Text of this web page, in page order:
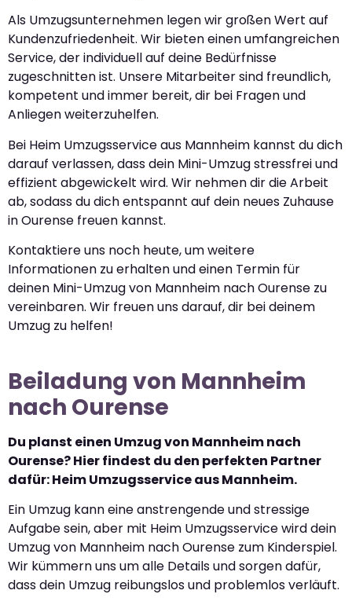
Als Umzugsunternehmen legen wir großen Wert auf
Kundenzufriedenheit. Wir bieten einen umfangreichen
Service, der individuell auf deine Bedürfnisse
zugeschnitten ist. Unsere Mitarbeiter sind freundlich,
kompetent und immer bereit, dir bei Fragen und
Anliegen weiterzuhelfen.
Bei Heim Umzugsservice aus Mannheim kannst du dich
darauf verlassen, dass dein Mini-Umzug stressfrei und
effizient abgewickelt wird. Wir nehmen dir die Arbeit
ab, sodass du dich entspannt auf dein neues Zuhause
in Ourense freuen kannst.
Kontaktiere uns noch heute, um weitere
Informationen zu erhalten und einen Termin für
deinen Mini-Umzug von Mannheim nach Ourense zu
vereinbaren. Wir freuen uns darauf, dir bei deinem
Umzug zu helfen!
Beiladung von Mannheim
nach Ourense
Du planst einen Umzug von Mannheim nach
Ourense? Hier findest du den perfekten Partner
dafür: Heim Umzugsservice aus Mannheim.
Ein Umzug kann eine anstrengende und stressige
Aufgabe sein, aber mit Heim Umzugsservice wird dein
Umzug von Mannheim nach Ourense zum Kinderspiel.
Wir kümmern uns um alle Details und sorgen dafür,
dass dein Umzug reibungslos und problemlos verläuft.